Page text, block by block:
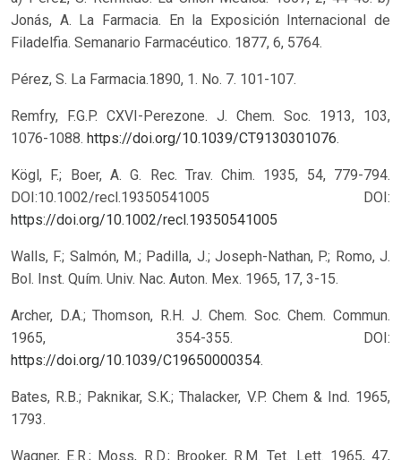
Jonás, A. La Farmacia. En la Exposición Internacional de
Filadelfia. Semanario Farmacéutico. 1877, 6, 5764.
Pérez, S. La Farmacia.1890, 1. No. 7. 101-107.
Remfry, F.G.P. CXVI-Perezone. J. Chem. Soc. 1913, 103,
1076-1088. https://doi.org/10.1039/CT9130301076.
Kögl, F.; Boer, A. G. Rec. Trav. Chim. 1935, 54, 779-794.
DOI:10.1002/recl.19350541005
DOI:
https://doi.org/10.1002/recl.19350541005
Walls, F.; Salmón, M.; Padilla, J.; Joseph-Nathan, P.; Romo, J.
Bol. Inst. Quím. Univ. Nac. Auton. Mex. 1965, 17, 3-15.
Archer, D.A.; Thomson, R.H. J. Chem. Soc. Chem. Commun.
1965, 354-355. DOI:
https://doi.org/10.1039/C19650000354.
Bates, R.B.; Paknikar, S.K.; Thalacker, V.P. Chem & Ind. 1965,
1793.
Wagner, E.R.; Moss, R.D.; Brooker, R.M. Tet. Lett. 1965, 47,